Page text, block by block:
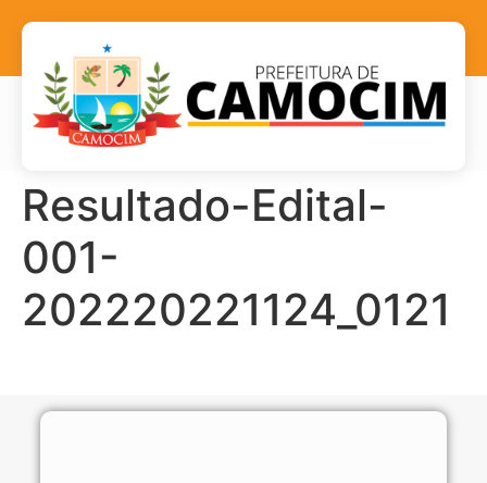
Resultado-Edital-
001-
202220221124_0121